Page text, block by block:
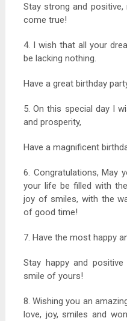
Stay strong and
come true!
4. I wish that all your
be lacking nothing.
Have a great birthday
5. On this special day I
and prosperity,
Have a magnificent
6. Congratulations, May
your life be filled with
joy of smiles, with the
of good time!
7. Have the most happy
Stay happy and
smile of yours!
8. Wishing you an
love, joy, smiles and